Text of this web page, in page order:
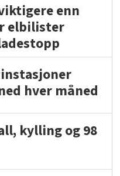
enn
elbilister
hver måned
kylling og 98